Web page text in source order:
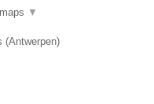
▼
(Antwerpen)